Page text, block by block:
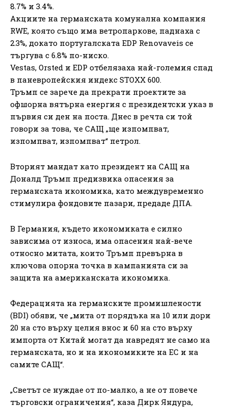
8.7% и 3.4%.
Акциите на германската комунална компания
RWE, която също има ветропаркове, паднаха с
2.3%, докато португалската EDP Renovaveis се
търгува с 6.8% по-ниско.
Vestas, Orsted и EDP отбелязаха най-големия спад
в паневропейския индекс STOXX 600.
Тръмп се зарече да прекрати проектите за
офшорна вятърна енергия с президентски указ в
първия си ден на поста. Днес в речта си той
говори за това, че САЩ „ще изпомпват,
изпомпват, изпомпват“ петрол.
Вторият мандат като президент на САЩ на
Доналд Тръмп предизвика опасения за
германската икономика, като междувременно
стимулира фондовите пазари, предаде ДПА.
В Германия, където икономиката е силно
зависима от износа, има опасения най-вече
относно митата, които Тръмп превърна в
ключова опорна точка в кампанията си за
защита на американската икономика.
Федерацията на германските промишлености
(BDI) обяви, че „мита от порядъка на 10 или дори
20 на сто върху целия внос и 60 на сто върху
импорта от Китай могат да навредят не само на
германската, но и на икономиките на ЕС и на
самите САЩ“.
„Светът се нуждае от по-малко, а не от повече
търговски ограничения“, каза Дирк Яндура,